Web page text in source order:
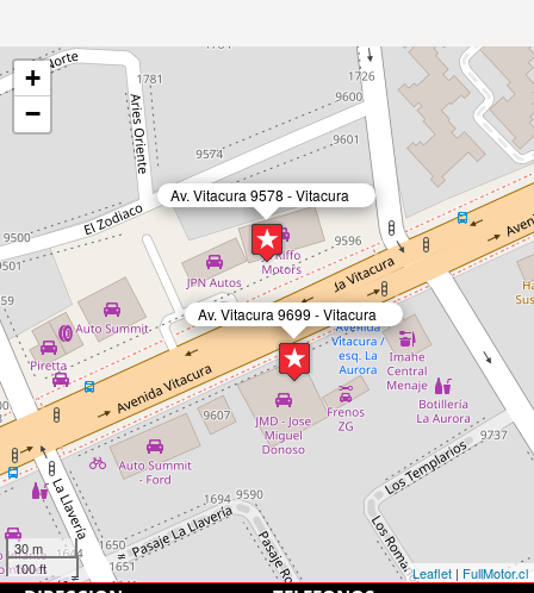
Av. Vitacura 9578 - Vitacura
Av. Vitacura 9699 - Vitacura
+
−
30 m
100 ft
Leaflet | FullMotor.cl